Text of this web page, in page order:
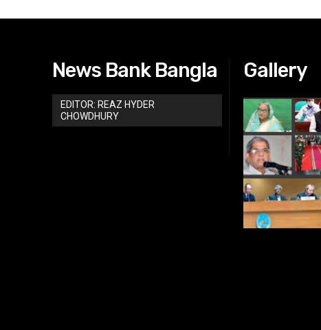
News Bank Bangla
EDITOR: REAZ HYDER
CHOWDHURY
Gallery